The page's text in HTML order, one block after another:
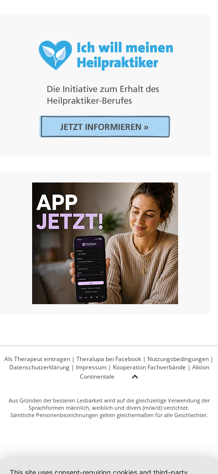
Als Therapeut eintragen | Theralupa bei Facebook | Nutzungsbedingungen |
Datenschutzerklärung| Impressum| Kooperation Fachverbände | Aktion
Continentale
Aus Gründen der besseren Lesbarkeit wird auf die gleichzeitige Verwendung der
Sprachformen männlich, weiblich und divers (m/w/d) verzichtet.
Sämtliche Personenbezeichnungen gelten gleichermaßen für alle Geschlechter.
This site uses consent-requiring cookies and third-party